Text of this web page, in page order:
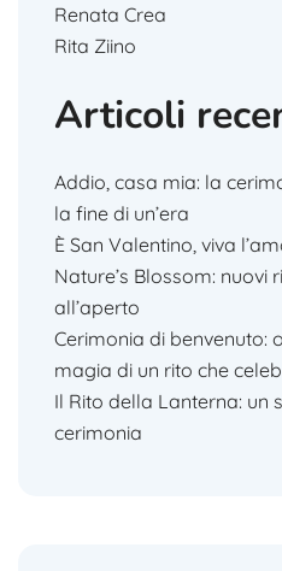
Renata Crea
Rita Ziino
Articoli
Addio, casa mia: la
la fine di un’era
È San Valentino, viva
Nature’s Blossom: nuovi
all’aperto
Cerimonia di benvenuto:
magia di un rito che
Il Rito della Lanterna: un
cerimonia